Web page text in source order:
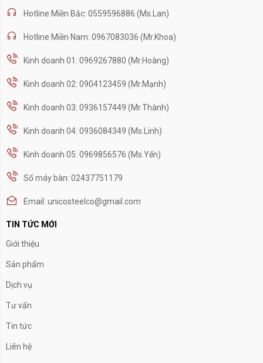
Hotline Miền Bắc: 0559596886 (Ms.Lan)
Hotline Miền Nam: 0967083036 (Mr.Khoa)
Kinh doanh 01: 0969267880 (Mr.Hoàng)
Kinh doanh 02: 0904123459 (Mr.Mạnh)
Kinh doanh 03: 0936157449 (Mr.Thành)
Kinh doanh 04: 0936084349 (Ms.Linh)
Kinh doanh 05: 0969856576 (Ms.Yến)
Số máy bàn: 02437751179
Email: unicosteelco@gmail.com
TIN TỨC MỚI
Giới thiệu
Sản phẩm
Dịch vụ
Tư vấn
Tin tức
Liên hệ